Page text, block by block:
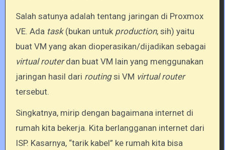
Salah satunya adalah tentang jaringan di Proxmox
VE. Ada task(bukan untuk production, sih) yaitu
buat VM yang akan dioperasikan/dijadikan sebagai
virtual routerdan buat VM lain yang menggunakan
jaringan hasil dari routingsi VM virtual router
tersebut.
Singkatnya, mirip dengan bagaimana internet di
rumah kita bekerja. Kita berlangganan internet dari
ISP. Kasarnya, “tarik kabel” ke rumah kita bisa